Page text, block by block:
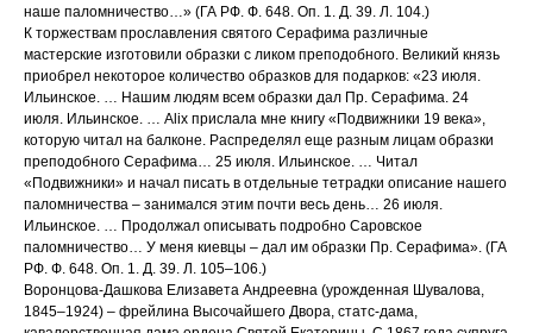
наше паломничество…» (ГА РФ. Ф. 648. Оп. 1. Д. 39. Л. 104.)
К торжествам прославления святого Серафима различные
мастерские изготовили образки с ликом преподобного. Великий князь
приобрел некоторое количество образков для подарков: «23 июля.
Ильинское. … Нашим людям всем образки дал Пр. Серафима. 24
июля. Ильинское. … Alix прислала мне книгу «Подвижники 19 века»,
которую читал на балконе. Распределял еще разным лицам образки
преподобного Серафима… 25 июля. Ильинское. … Читал
«Подвижники» и начал писать в отдельные тетрадки описание нашего
паломничества – занимался этим почти весь день… 26 июля.
Ильинское. … Продолжал описывать подробно Саровское
паломничество… У меня киевцы – дал им образки Пр. Серафима». (ГА
РФ. Ф. 648. Оп. 1. Д. 39. Л. 105–106.)
Воронцова-Дашкова Елизавета Андреевна (урожденная Шувалова,
1845–1924) – фрейлина Высочайшего Двора, статс-дама,